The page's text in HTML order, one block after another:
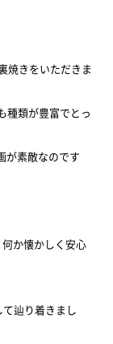
焼きをいただきま
種類が豊富でとっ
が素敵なのです
何か懐かしく安心
て辿り着きまし